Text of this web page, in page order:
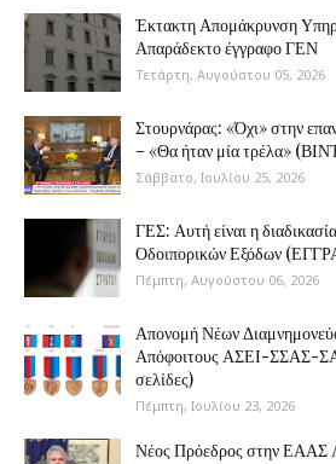
Έκτακτη Απομάκρυνση
Απαράδεκτο έγγραφο ΓΕΝ
Τετάρτη, Αυγούστου 05, 2026
Στουρνάρας: «Όχι» στην
– «Θα ήταν μία τρέλα»
Σάββατο, Ιουλίου 25, 2026
ΓΕΣ: Αυτή είναι η
Οδοιπορικών Εξόδων
Πέμπτη, Αυγούστου 06, 2026
Απονομή Νέων
Απόφοιτους ΑΣΕΙ-ΣΣΑΣ-
σελίδες)
Πέμπτη, Ιουλίου 23, 2026
Νέος Πρόεδρος στην